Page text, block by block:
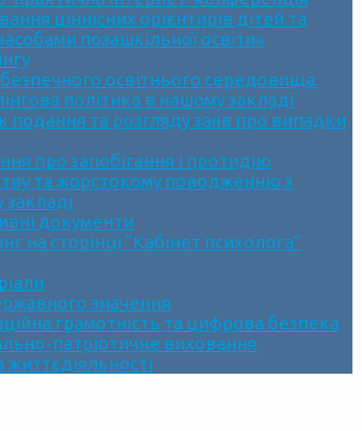
ціннісних орієнтирів дітей та
позашкільної освіти»
освітнього середовища.
політика в нашому закладі
подання та розгляду заяв про випадки
про запобігання і протидію
та жорстокому поводженню з
закладі
документи
на сторінці “Кабінет психолога”
значення
грамотність та цифрова безпека
патріотичне виховання
життєдіяльності